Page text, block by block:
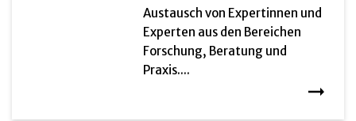
Austausch von Expertinnen und
Experten aus den Bereichen
Forschung, Beratung und
Praxis....